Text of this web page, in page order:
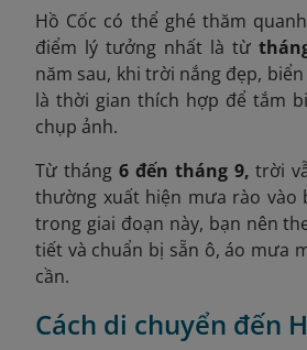
Hồ Cốc có thể ghé thăm
điểm lý tưởng nhất là từ
năm sau, khi trời nắng đẹp,
là thời gian thích hợp để tắm
chụp ảnh.
Từ tháng 6 đến tháng 9, trời
thường xuất hiện mưa rào vào
trong giai đoạn này, bạn nên
tiết và chuẩn bị sẵn ô, áo mưa
cần.
Cách di chuyển đến